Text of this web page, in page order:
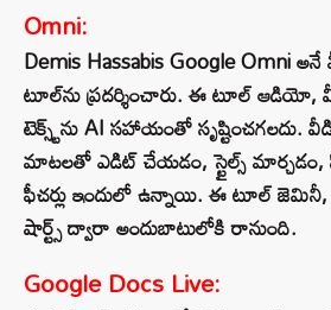
Omni:
Demis Hassabis Google Omni
టూల్‌ను ప్రదర్శించారు. ఈ టూల్
టెక్స్ట్‌ను AI సహాయంతో
మాటలతో ఎడిట్ చేయడం, స్టైల్స్ మార్చడం,
ఫీచర్లు ఇందులో ఉన్నాయి. ఈ టూల్ జెమినీ,
షార్ట్స్ ద్వారా అందుబాటులోకి రానుంది.
Google Docs Live: